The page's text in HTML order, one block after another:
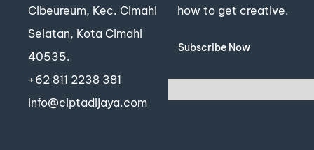
Cibeureum, Kec. Cimahi
Selatan, Kota Cimahi
40535.
+62 811 2238 381
info@ciptadijaya.com
how to get creative.
Subscribe Now